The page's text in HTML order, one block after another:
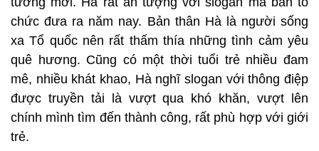
chức đưa ra năm nay. Bản thân Hà là người sống
xa Tổ quốc nên rất thấm thía những tình cảm yêu
quê hương. Cũng có một thời tuổi trẻ nhiều đam
mê, nhiều khát khao, Hà nghĩ slogan với thông điệp
được truyền tải là vượt qua khó khăn, vượt lên
chính mình tìm đến thành công, rất phù hợp với giới
trẻ.